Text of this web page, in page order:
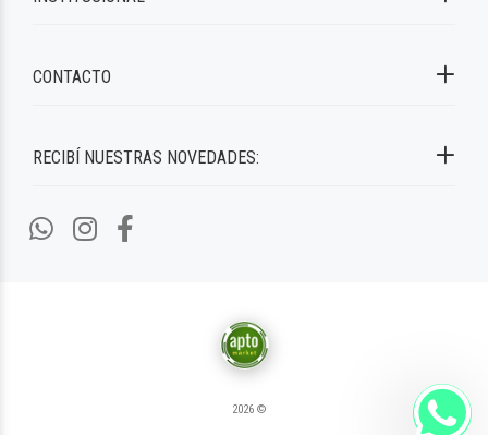
RECIBÍ NUESTRAS NOVEDADES:
CONTACTO
2026 ©